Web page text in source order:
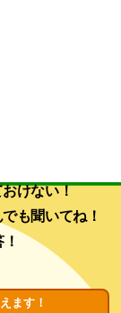
けない！
も聞いてね！
ます！